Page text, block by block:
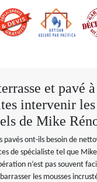
et pavé
intervenir les
de Mike
pavés ont-ils besoin de
de spécialiste tel que
n’est pas souvent
les mousses